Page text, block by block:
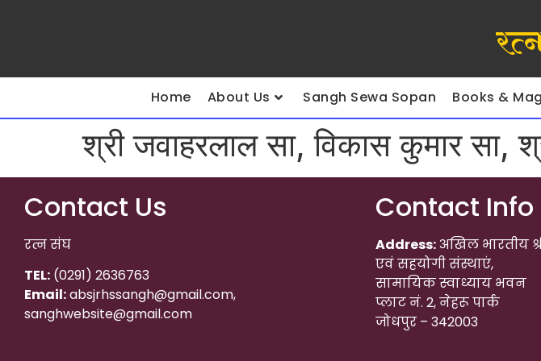
Home About Us Sangh Sewa Sopan Books &
श्री जवाहरलाल सा, विकास कुमार सा,
Contact Us
रत्न संघ
TEL: (0291) 2636763
Email:absjrhssangh@gmail.com,
sanghwebsite@gmail.com
Contact Info
Address:अखिल भारतीय
एवं सहयोगी संस्थाएं,
सामायिक स्वाध्याय भवन
प्लाट नं. 2, नेहरू पार्क
जोधपुर – 342003